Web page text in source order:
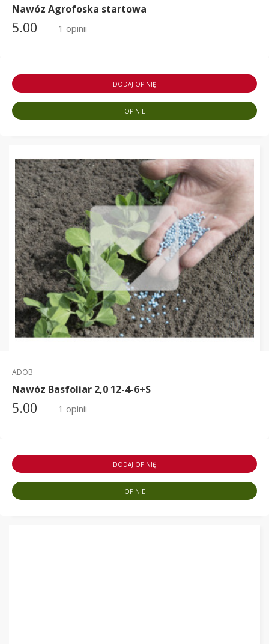
Nawóz Agrofoska startowa
5.00 1 opinii
DODAJ OPINIĘ
OPINIE
ADOB
Nawóz Basfoliar 2,0 12-4-6+S
5.00 1 opinii
DODAJ OPINIĘ
OPINIE